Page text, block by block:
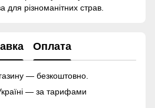
для різноманітних страв.
Оплата
— безкоштовно.
— за тарифами